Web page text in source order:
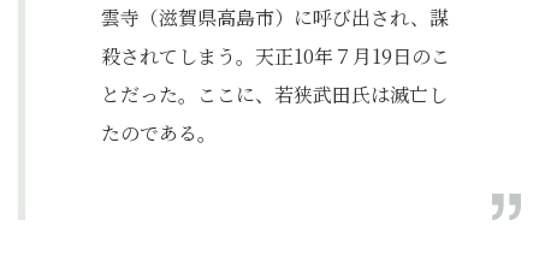
雲寺（滋賀県高島市）に呼び出され、謀
殺されてしまう。天正10年７月19日のこ
とだった。ここに、若狭武田氏は滅亡し
たのである。